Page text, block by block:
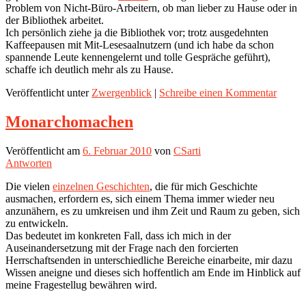
Problem von Nicht-Büro-Arbeitern, ob man lieber zu Hause oder in
der Bibliothek arbeitet.
Ich persönlich ziehe ja die Bibliothek vor; trotz ausgedehnten
Kaffeepausen mit Mit-Lesesaalnutzern (und ich habe da schon
spannende Leute kennengelernt und tolle Gespräche geführt),
schaffe ich deutlich mehr als zu Hause.
Veröffentlicht unter Zwergenblick | Schreibe einen Kommentar
Monarchomachen
Veröffentlicht am 6. Februar 2010 von CSarti
Antworten
Die vielen einzelnen Geschichten, die für mich Geschichte
ausmachen, erfordern es, sich einem Thema immer wieder neu
anzunähern, es zu umkreisen und ihm Zeit und Raum zu geben, sich
zu entwickeln.
Das bedeutet im konkreten Fall, dass ich mich in der
Auseinandersetzung mit der Frage nach den forcierten
Herrschaftsenden in unterschiedliche Bereiche einarbeite, mir dazu
Wissen aneigne und dieses sich hoffentlich am Ende im Hinblick auf
meine Fragestellug bewähren wird.